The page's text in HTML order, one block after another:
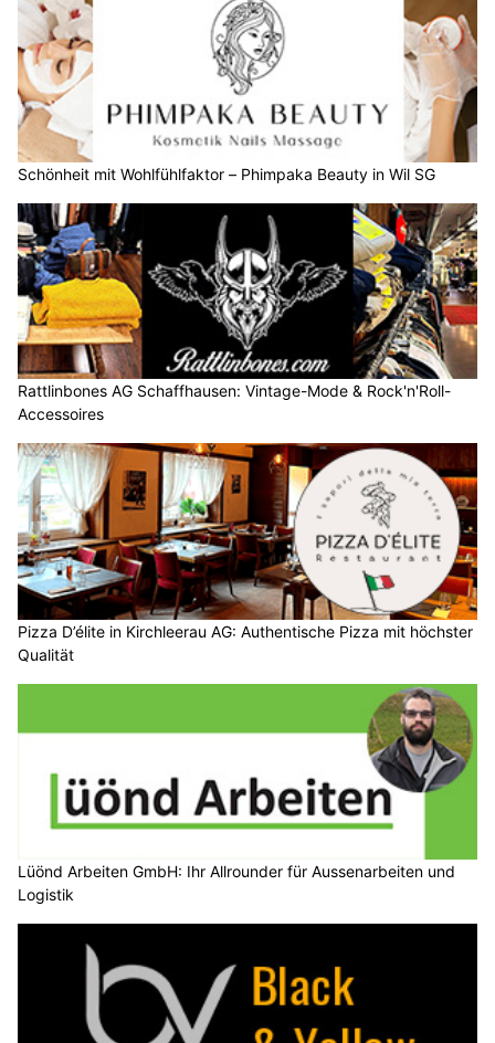
Schönheit mit Wohlfühlfaktor – Phimpaka Beauty in Wil SG
Rattlinbones AG Schaffhausen: Vintage-Mode & Rock'n'Roll-
Accessoires
Pizza D’élite in Kirchleerau AG: Authentische Pizza mit höchster
Qualität
Lüönd Arbeiten GmbH: Ihr Allrounder für Aussenarbeiten und
Logistik